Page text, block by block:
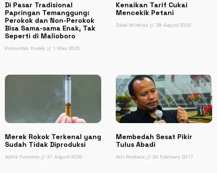
Di Pasar Tradisional
Papringan Temanggung:
Perokok dan Non-Perokok
Bisa Sama-sama Enak, Tak
Seperti di Malioboro
Komunitas Kretek 1 May 2025
Kenaikan Tarif Cukai
Mencekik Petani
Jibal Windiaz 28 August 2020
Merek Rokok Terkenal yang
Sudah Tidak Diproduksi
Aditia Purnomo 21 August 2020
Membedah Sesat Pikir
Tulus Abadi
Aris Perdana 26 February 2017